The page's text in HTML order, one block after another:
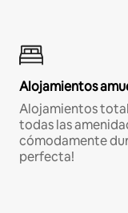
Alojamientos
Alojamientos
todas las
cómodamente
perfecta!